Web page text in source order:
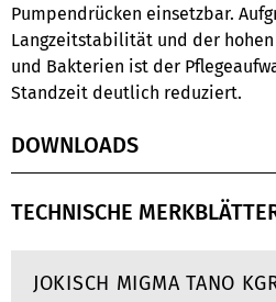
Pumpendrücken einsetzbar.
Langzeitstabilität und der hohen
und Bakterien ist der
Standzeit deutlich reduziert.
DOWNLOADS
TECHNISCHE
JOKISCH MIGMA TANO